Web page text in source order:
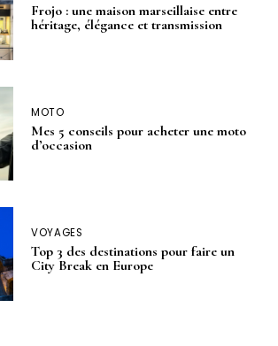
Frojo : une maison marseillaise entre
héritage, élégance et transmission
MOTO
Mes 5 conseils pour acheter une moto
d’occasion
VOYAGES
Top 3 des destinations pour faire un
City Break en Europe